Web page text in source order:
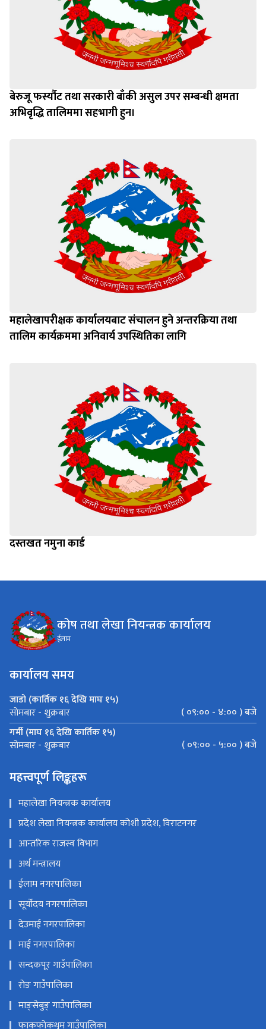
बेरुजू फर्स्यौट तथा सरकारी बाँकी असुल उपर सम्बन्धी क्षमता
अभिवृद्धि तालिममा सहभागी हुन।
महालेखापरीक्षक कार्यालयबाट संचालन हुने अन्तरक्रिया तथा
तालिम कार्यक्रममा अनिवार्य उपस्थितिका लागि
दस्तखत नमुना कार्ड
कोष तथा लेखा नियन्त्रक कार्यालय
ईलाम
कार्यालय समय
जाडो (कार्तिक १६ देखि माघ १५)
सोमबार - शुक्रबार
( ०९:०० - ४:०० ) बजे
गर्मी (माघ १६ देखि कार्तिक १५)
सोमबार - शुक्रबार ( ०९:०० - ५:०० ) बजे
महत्त्वपूर्ण लिङ्कहरू
महालेखा नियन्त्रक कार्यालय
प्रदेश लेखा नियन्त्रक कार्यालय कोशी प्रदेश, विराटनगर
आन्तरिक राजस्व विभाग
अर्थ मन्त्रालय
ईलाम नगरपालिका
सूर्योदय नगरपालिका
देउमाई नगरपालिका
माई नगरपालिका
सन्दकपूर गाउँपालिका
रोङ गाउँपालिका
माङ्सेबुङ् गाउँपालिका